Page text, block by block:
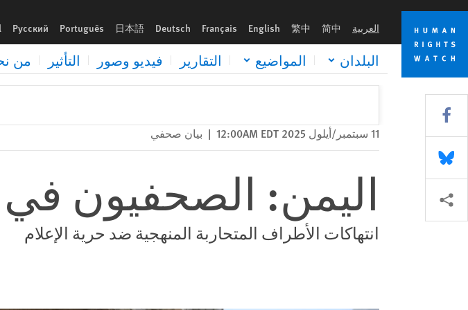
Skip
cookie
privacy
notice
Skip
main
content
العربية 简中
繁中
English
Français
Deutsch
日本語
Português
Русский
البلدان المواضيع التقارير فيديو وصور التأثير من
11 سبتمبر/أيلول 2025 12:00AM EDT | بيان صحفي
اليمن: الصحفيون في
انتهاكات الأطراف المتحاربة المنهجية ضد حرية الإعلام
Share this via Facebook
Share this via Bluesky
Share this via مشاركة